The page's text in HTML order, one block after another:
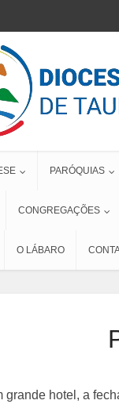
PARÓQUIAS
CONGREGAÇÕES
O LÁBARO
grande hotel, a